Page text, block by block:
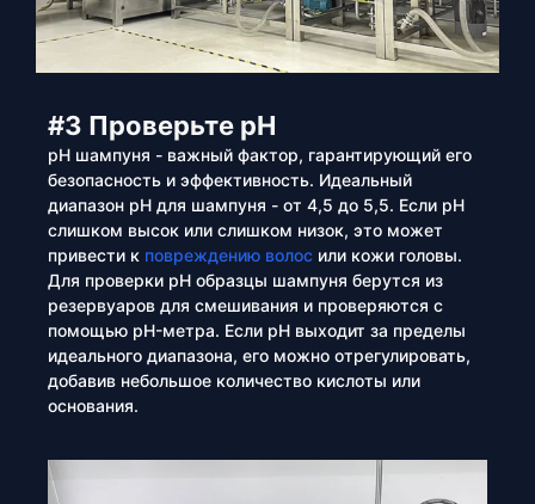
#3 Проверьте pH
pH шампуня - важный фактор, гарантирующий его
безопасность и эффективность. Идеальный
диапазон pH для шампуня - от 4,5 до 5,5. Если pH
слишком высок или слишком низок, это может
привести к повреждению волос или кожи головы.
Для проверки pH образцы шампуня берутся из
резервуаров для смешивания и проверяются с
помощью pH-метра. Если pH выходит за пределы
идеального диапазона, его можно отрегулировать,
добавив небольшое количество кислоты или
основания.